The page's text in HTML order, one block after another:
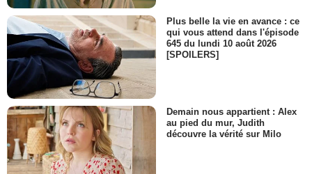
Plus belle la vie en avance : ce
qui vous attend dans l'épisode
645 du lundi 10 août 2026
[SPOILERS]
Demain nous appartient : Alex
au pied du mur, Judith
découvre la vérité sur Milo